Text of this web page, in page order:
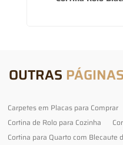
OUTRAS PÁGINAS
Carpetes em Placas para Comprar
Cortina de Rolo para Cozinha
Cortina para Quarto com Blecaute